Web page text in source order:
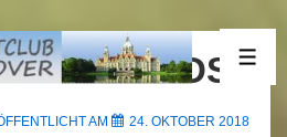
Almere WDSF
AM
24. OKTOBER 2018